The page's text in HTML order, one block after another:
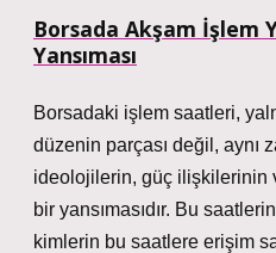
Borsada Akşam İşlem
Yansıması
Borsadaki işlem saatleri,
düzenin parçası değil, aynı
ideolojilerin, güç ilişkilerinin
bir yansımasıdır. Bu
kimlerin bu saatlere erişim